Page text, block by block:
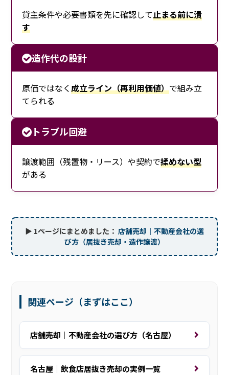
貸主条件や必要書類を先に確認して止まる前に潰
す
造作代の設計
原価ではなく成立ライン（再利用価値）で組み立
てられる
トラブル回避
譲渡範囲（残置物・リース）や契約で揉めない型
がある
▶ 1ページにまとめました： 店舗売却｜不動産会社の選
び方（居抜き売却・造作譲渡）
関連ページ（まずはここ）
店舗売却｜不動産会社の選び方（名古屋）
名古屋｜飲食店居抜き売却の実例一覧